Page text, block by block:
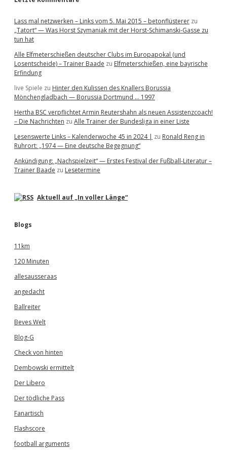
Lass mal netzwerken – Links vom 5. Mai 2015 – betonflüsterer zu
„Tatort“ — Was Horst Szymaniak mit der Horst-Schimanski-Gasse zu
tun hat
Alle Elfmeterschießen deutscher Clubs im Europapokal (und
Losentscheide) – Trainer Baade zu Elfmeterschießen, eine bayrische
Erfindung
live Spiele zu Hinter den Kulissen des Knallers Borussia
Mönchengladbach — Borussia Dortmund … 1997
Hertha BSC verpflichtet Armin Reutershahn als neuen Assistenzcoach!
– Die Nachrichten zu Alle Trainer der Bundesliga in einer Liste
Lesenswerte Links – Kalenderwoche 45 in 2024 | zu Ronald Reng in
Ruhrort: „1974 — Eine deutsche Begegnung“
Ankündigung: „Nachspielzeit“ — Erstes Festival der Fußball-Literatur –
Trainer Baade zu Lesetermine
Aktuell auf „In voller Länge“
Blogs
11km
120 Minuten
allesausseraas
angedacht
Ballreiter
Beves Welt
Blog-G
Check von hinten
Dembowski ermittelt
Der Libero
Der tödliche Pass
Fanartisch
Flashscore
football arguments